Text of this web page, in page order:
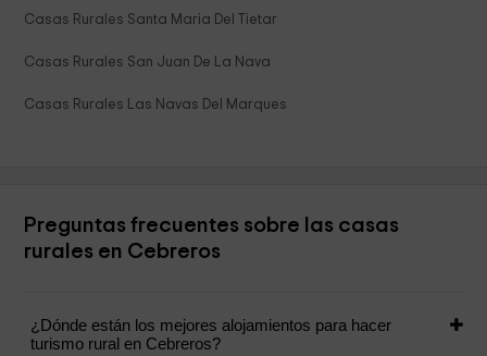
Casas Rurales Santa Maria Del Tietar
Casas Rurales San Juan De La Nava
Casas Rurales Las Navas Del Marques
Preguntas frecuentes sobre las casas
rurales en Cebreros
¿Dónde están los mejores alojamientos para hacer
turismo rural en Cebreros?